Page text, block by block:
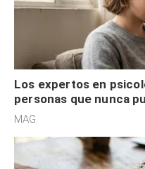
Los expertos en
personas que nunca
redes sociales no
MAG.